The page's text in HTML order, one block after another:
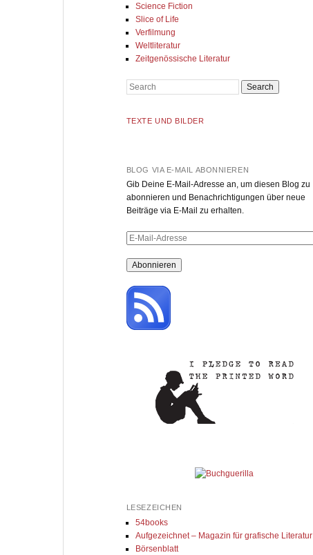
Science Fiction
Slice of Life
Verfilmung
Weltliteratur
Zeitgenössische Literatur
Search
TEXTE UND BILDER
BLOG VIA E-MAIL ABONNIEREN
Gib Deine E-Mail-Adresse an, um diesen Blog zu
abonnieren und Benachrichtigungen über neue
Beiträge via E-Mail zu erhalten.
E-
Adresse
LESEZEICHEN
54books
Aufgezeichnet – Magazin für grafische Literatur
Börsenblatt